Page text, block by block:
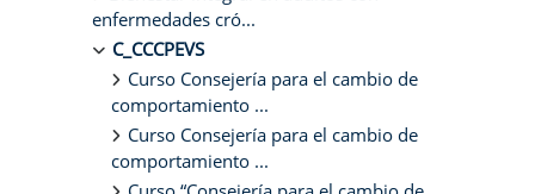
enfermedades cró...
C_CCCPEVS
Curso Consejería para el cambio de
comportamiento ...
Curso Consejería para el cambio de
comportamiento ...